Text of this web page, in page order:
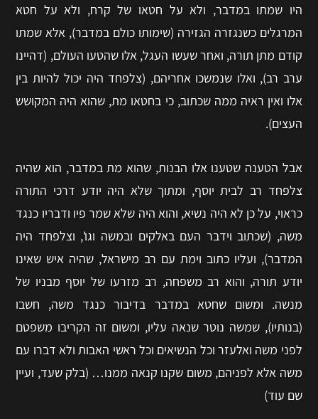
היו שמתו במדבר, ולא על חטאו של קרח, ולא על חטא
המרגלים כשנגזרה הגזירה (שימותו כולם במדבר), אלא שמתו
קודם מתן תורה, ואחר שעשו העגל, אלו שהטעו העולם, (דהיינו
ערב רב), ואלו שנמשכו אחריהם, (צלפחד היה יכול להיות בין
אלו ואין ראיה ממה שכתוב, כי בחטאו מת, שהוא היה המקושש
העצים).
אבל הטענה שטענו אלו הבנות, שהוא מת במדבר, הוא שהיה
צלפחד רב לבית יוסף, ומתוך שלא היה יודע דרכי התורה
כראוי, על כן לא היה נשיא, והוא היה שלא שמר פיו ודבריו כנגד
משה, (שכתוב וידבר העם באלקים ובמשה וגו', וצלפחד היה
המדבר), ועליו כתוב וימת עם רב מישראל, שהיה איש שאינו
יודע תורה, והוא רב משפחה, רב מזרעו של יוסף מבניו של
מנשה. ומשום שחטא במדבר בדיבור כנגד משה, חשבו
(בנותיו), שמשה נוטר שנאה עליו, ומשום זה הקריבו משפטם
לפני משה ואלעזר וכל הנשיאים וכל ראשי האבות ולא דברו עם
משה אלא לפניהם, משום שקנו קנאה ממנו… (בלק שעד, ועיין
שם עוד)